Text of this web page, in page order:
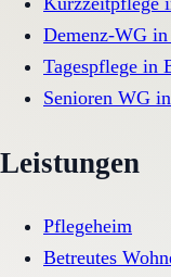
Demenz-WG in
Tagespflege in
Senioren WG in
Leistungen
Pflegeheim
Betreutes